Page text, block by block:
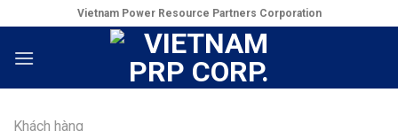
to
content
Vietnam Power Resource Partners Corporation
Khách hàng